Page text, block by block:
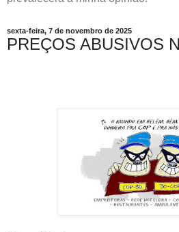
sexta-feira, 7 de novembro de 2025
PREÇOS ABUSIVOS